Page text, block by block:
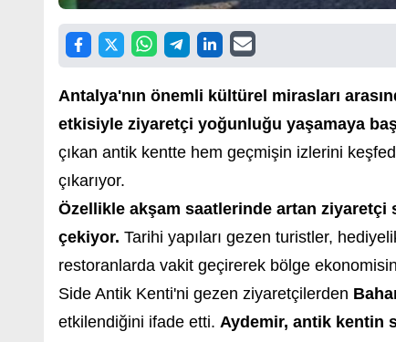
Antalya'nın önemli kültürel mirasları
etkisiyle ziyaretçi yoğunluğu yaşamaya
çıkan antik kentte hem geçmişin izlerini
çıkarıyor.
Özellikle akşam saatlerinde artan
çekiyor. Tarihi yapıları gezen turistler,
restoranlarda vakit geçirerek bölge
Side Antik Kenti'ni gezen ziyaretçilerden
etkilendiğini ifade etti. Aydemir, antik kentin